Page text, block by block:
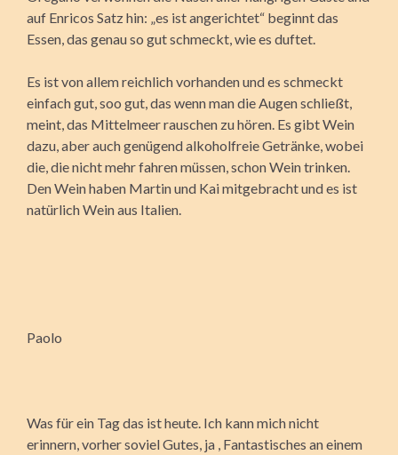
auf Enricos Satz hin: „es ist angerichtet“ beginnt das
Essen, das genau so gut schmeckt, wie es duftet.
Es ist von allem reichlich vorhanden und es schmeckt
einfach gut, soo gut, das wenn man die Augen schließt,
meint, das Mittelmeer rauschen zu hören. Es gibt Wein
dazu, aber auch genügend alkoholfreie Getränke, wobei
die, die nicht mehr fahren müssen, schon Wein trinken.
Den Wein haben Martin und Kai mitgebracht und es ist
natürlich Wein aus Italien.
Paolo
Was für ein Tag das ist heute. Ich kann mich nicht
erinnern, vorher soviel Gutes, ja , Fantastisches an einem